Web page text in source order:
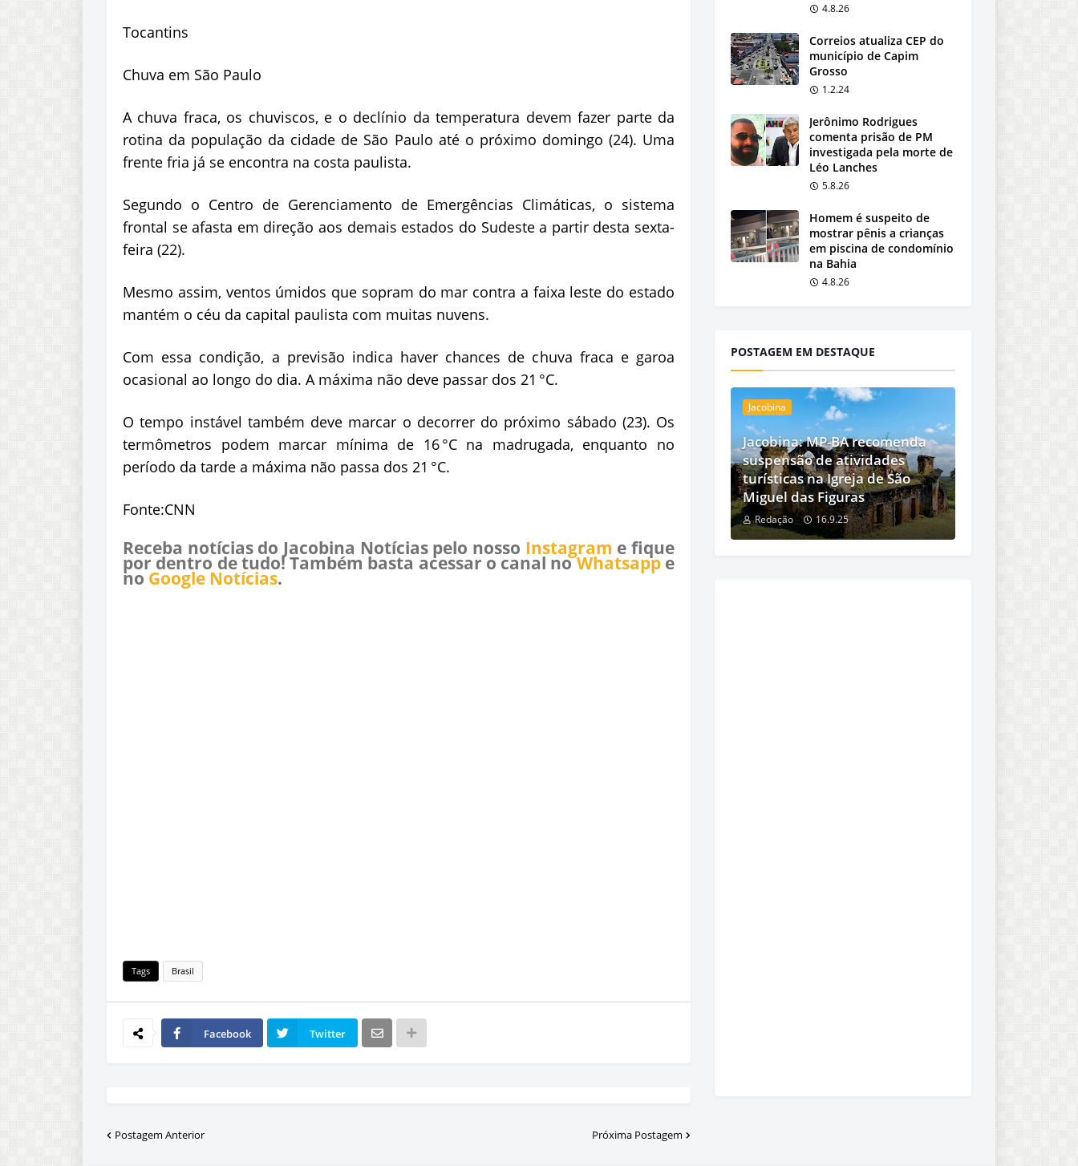
Tocantins
Chuva em São Paulo
A chuva fraca, os chuviscos, e o declínio da temperatura devem fazer parte da
rotina da população da cidade de São Paulo até o próximo domingo (24). Uma
frente fria já se encontra na costa paulista.
Segundo o Centro de Gerenciamento de Emergências Climáticas, o sistema
frontal se afasta em direção aos demais estados do Sudeste a partir desta sexta-
feira (22).
Mesmo assim, ventos úmidos que sopram do mar contra a faixa leste do estado
mantém o céu da capital paulista com muitas nuvens.
Com essa condição, a previsão indica haver chances de chuva fraca e garoa
ocasional ao longo do dia. A máxima não deve passar dos 21 °C.
O tempo instável também deve marcar o decorrer do próximo sábado (23). Os
termômetros podem marcar mínima de 16 °C na madrugada, enquanto no
período da tarde a máxima não passa dos 21 °C.
Fonte:CNN
Receba notícias do Jacobina Notícias pelo nosso Instagram e fique
por dentro de tudo! Também basta acessar o canal noWhatsappe
no Google Notícias.
Tags Brasil
Facebook Twitter
Postagem Anterior Próxima Postagem
4.8.26
Correios atualiza CEP do
município de Capim
Grosso
1.2.24
Jerônimo Rodrigues
comenta prisão de PM
investigada pela morte de
Léo Lanches
5.8.26
Homem é suspeito de
mostrar pênis a crianças
em piscina de condomínio
na Bahia
4.8.26
POSTAGEM EM DESTAQUE
Jacobina
Jacobina: MP-BA recomenda
suspensão de atividades
turísticas na Igreja de São
Miguel das Figuras
Redação 16.9.25